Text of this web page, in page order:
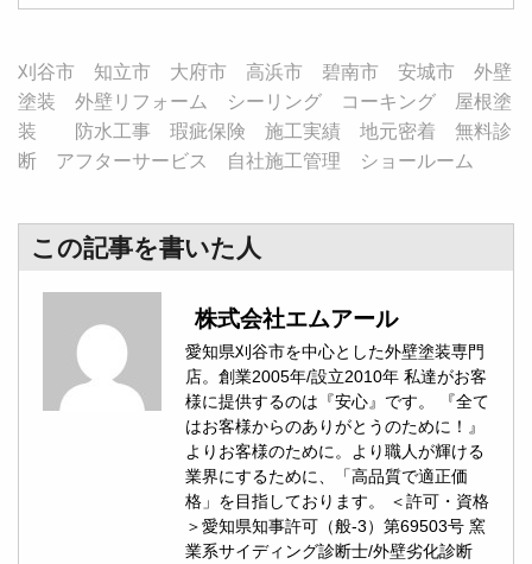
刈谷市 知立市 大府市 高浜市 碧南市 安城市 外壁
塗装 外壁リフォーム シーリング コーキング 屋根塗
装 防水工事 瑕疵保険 施工実績 地元密着 無料診
断 アフターサービス 自社施工管理 ショールーム
この記事を書いた人
株式会社エムアール
愛知県刈谷市を中心とした外壁塗装専門
店。創業2005年/設立2010年 私達がお客
様に提供するのは『安心』です。 『全て
はお客様からのありがとうのために！』
よりお客様のために。より職人が輝ける
業界にするために、「高品質で適正価
格」を目指しております。 ＜許可・資格
＞愛知県知事許可（般-3）第69503号 窯
業系サイディング診断士/外壁劣化診断